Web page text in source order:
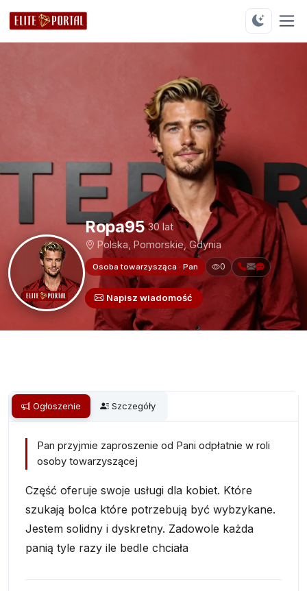
Ropa95 30 lat
Polska, Pomorskie, Gdynia
Osoba towarzysząca · Pan 0
Napisz wiadomość
Ogłoszenie Szczegóły
Pan przyjmie zaproszenie od Pani odpłatnie w roli
osoby towarzyszącej
Część oferuje swoje usługi dla kobiet. Które
szukają bolca które potrzebują być wybzykane.
Jestem solidny i dyskretny. Zadowole każda
panią tyle razy ile bedIe chciała